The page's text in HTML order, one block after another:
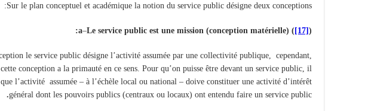
Sur le plan conceptuel et académique la notion du service public désigne deux conceptions:
a–Le service public est une mission (conception matérielle) ([17]):
le service public désigne l’activité assumée par une collectivité publique, cependant,
conception a la primauté en ce sens. Pour qu’on puisse être devant un service public, il
l’activité assumée – à l’échèle local ou national – doive constituer une activité d’intérêt
général dont les pouvoirs publics (centraux ou locaux) ont entendu faire un service public
.